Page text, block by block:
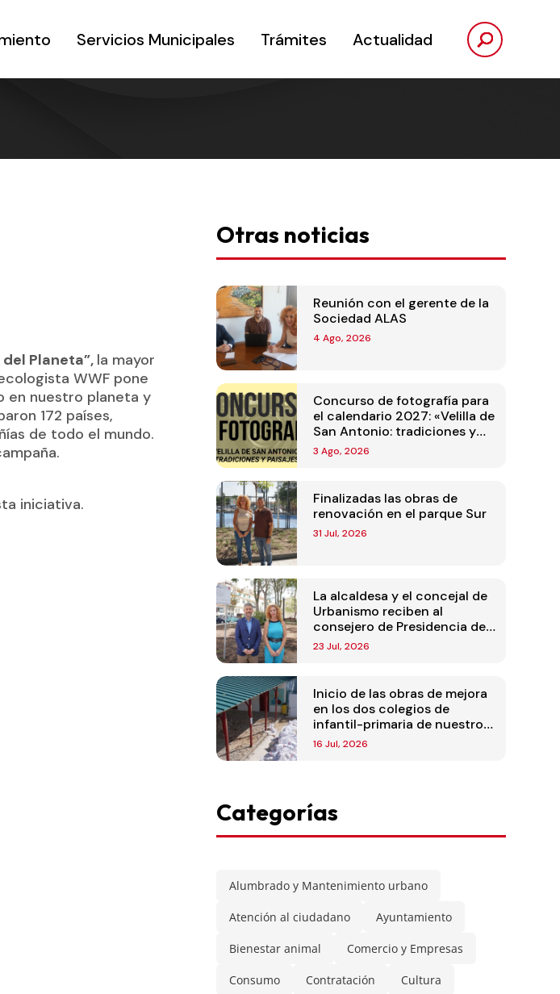
Servicios Municipales Trámites Actualidad
del Planeta”, la mayor
WWF pone
en nuestro planeta y
172 países,
de todo el mundo.
iniciativa.
Otras noticias
Reunión con el gerente de la
Sociedad ALAS
4 Ago, 2026
Concurso de fotografía para
el calendario 2027: «Velilla de
San Antonio: tradiciones y
paisajes»
3 Ago, 2026
Finalizadas las obras de
renovación en el parque Sur
31 Jul, 2026
La alcaldesa y el concejal de
Urbanismo reciben al
consejero de Presidencia de
la Comunidad de Madrid
23 Jul, 2026
Inicio de las obras de mejora
en los dos colegios de
infantil-primaria de nuestro
municipio
16 Jul, 2026
Categorías
Alumbrado y Mantenimiento urbano
Atención al ciudadano Ayuntamiento
Bienestar animal Comercio y Empresas
Consumo Contratación Cultura